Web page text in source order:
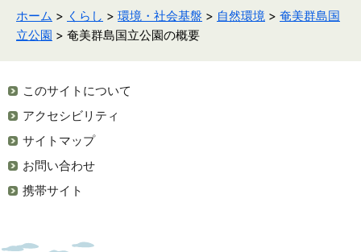
ホーム > くらし > 環境・社会基盤 > 自然環境 > 奄美群島国
立公園 > 奄美群島国立公園の概要
このサイトについて
アクセシビリティ
サイトマップ
お問い合わせ
携帯サイト